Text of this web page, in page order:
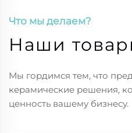
Что мы делаем?
Наши
Мы гордимся тем, что
керамические решения,
ценность вашему бизнесу.